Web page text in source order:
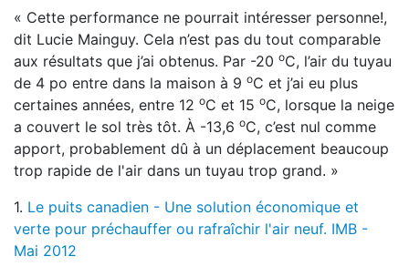
« Cette performance ne pourrait intéresser personne!,
dit Lucie Mainguy. Cela n’est pas du tout comparable
aux résultats que j’ai obtenus. Par -20 oC, l’air du tuyau
de 4 po entre dans la maison à 9 oC et j’ai eu plus
certaines années, entre 12 oC et 15 oC, lorsque la neige
a couvert le sol très tôt. À -13,6 oC, c’est nul comme
apport, probablement dû à un déplacement beaucoup
trop rapide de l'air dans un tuyau trop grand. »
1. Le puits canadien - Une solution économique et
verte pour préchauffer ou rafraîchir l'air neuf. IMB -
Mai 2012